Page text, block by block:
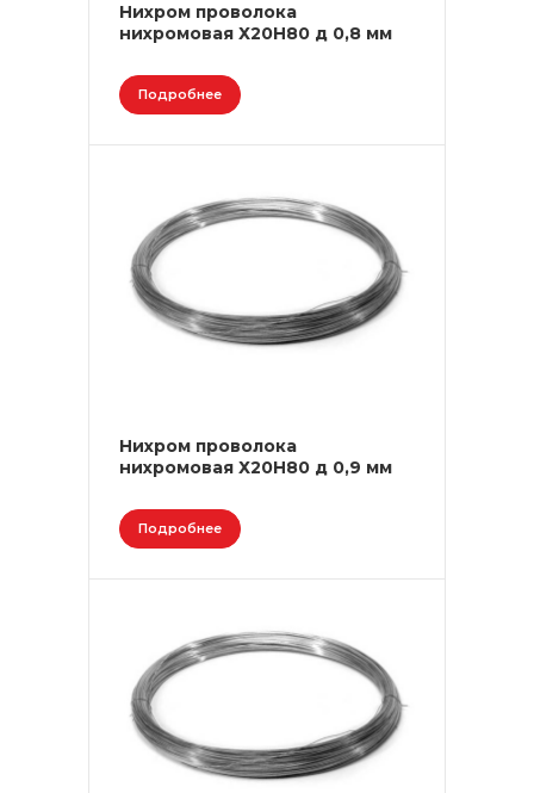
Нихром проволока
нихромовая Х20Н80 д 0,8 мм
Подробнее
Нихром проволока
нихромовая Х20Н80 д 0,9 мм
Подробнее